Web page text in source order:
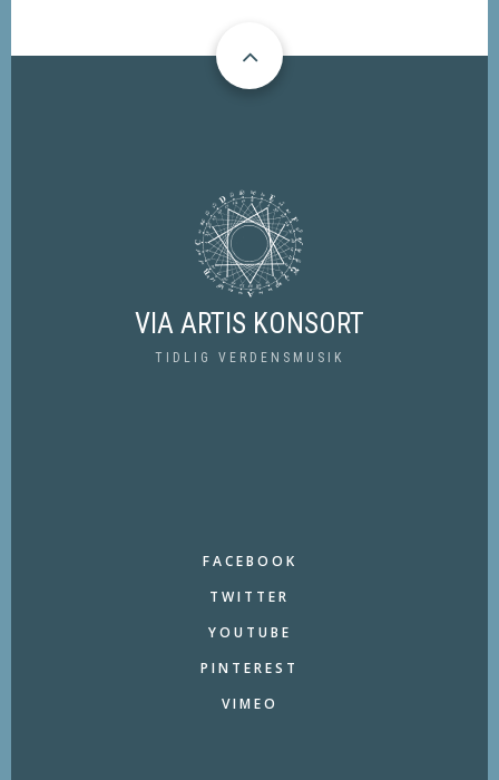
VIA ARTIS KONSORT
TIDLIG VERDENSMUSIK
FACEBOOK
TWITTER
YOUTUBE
PINTEREST
VIMEO